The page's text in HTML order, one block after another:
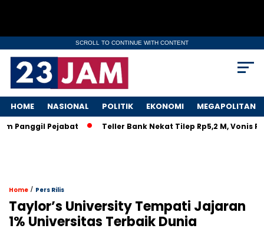
SCROLL TO CONTINUE WITH CONTENT
HOME NASIONAL POLITIK EKONOMI MEGAPOLITAN
Pejabat Teller Bank Nekat Tilep Rp5,2 M, Vonis
Home / Pers Rilis
Taylor’s University Tempati Jajaran
1% Universitas Terbaik Dunia